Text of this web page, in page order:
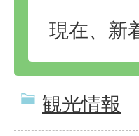
現在、新
観光情報